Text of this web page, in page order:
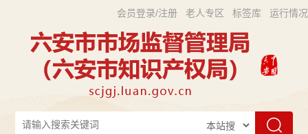
会员登录/注册 老人专区 标签库 运行情况